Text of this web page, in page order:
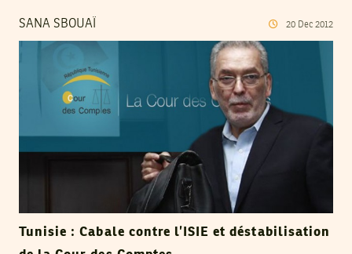
SANA SBOUAÏ 20 Dec 2012
Tunisie : Cabale contre l’ISIE et déstabilisation